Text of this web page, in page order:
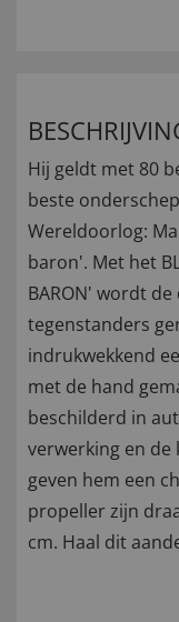
Hij geldt met 80
beste
Wereldoorlog:
baron'. Met het
BARON' wordt
tegenstanders
indrukwekkend
met de hand
beschilderd in
verwerking en
geven hem een
propeller zijn
cm. Haal dit